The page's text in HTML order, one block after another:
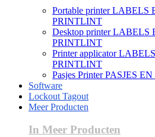
Portable printer LABELS
PRINTLINT
Desktop printer LABELS
PRINTLINT
Printer applicator
PRINTLINT
Pasjes Printer PASJES
Software
Lockout Tagout
Meer Producten
In Meer Producten